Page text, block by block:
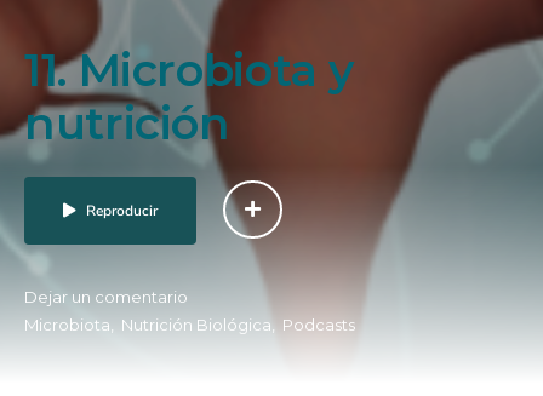
11. Microbiota y
nutrición
Reproducir
Dejar un comentario
Microbiota
Nutrición Biológica Podcasts